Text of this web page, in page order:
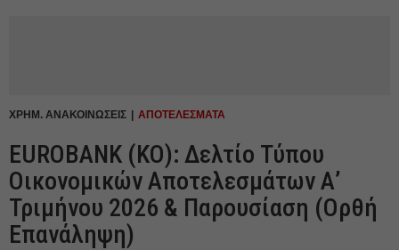
ΧΡΗΜ. ΑΝΑΚΟΙΝΩΣΕΙΣ ΑΠΟΤΕΛΕΣΜΑΤΑ
EUROBANK (ΚΟ): Δελτίο Τύπου
Οικονομικών Αποτελεσμάτων Α’
Τριμήνου 2026 & Παρουσίαση (Ορθή
Επανάληψη)